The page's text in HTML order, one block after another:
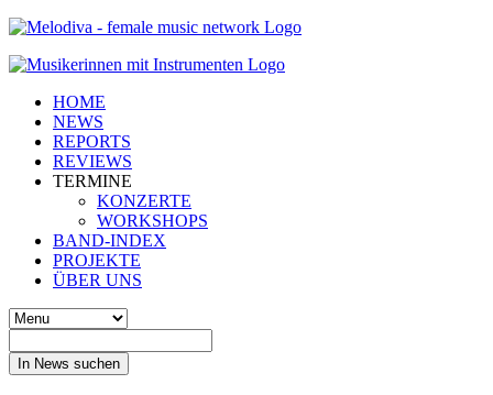
HOME
NEWS
REPORTS
REVIEWS
TERMINE
KONZERTE
WORKSHOPS
BAND-INDEX
PROJEKTE
ÜBER UNS
In News suchen